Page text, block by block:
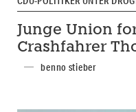
Junge Union
Crashfahrer
benno stieber